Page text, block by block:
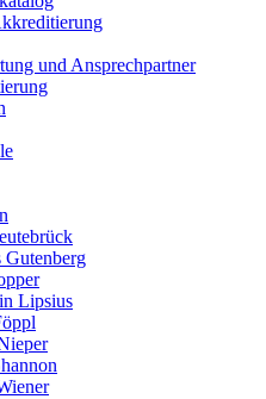
und Ansprechpartner
Gutenberg
Lipsius